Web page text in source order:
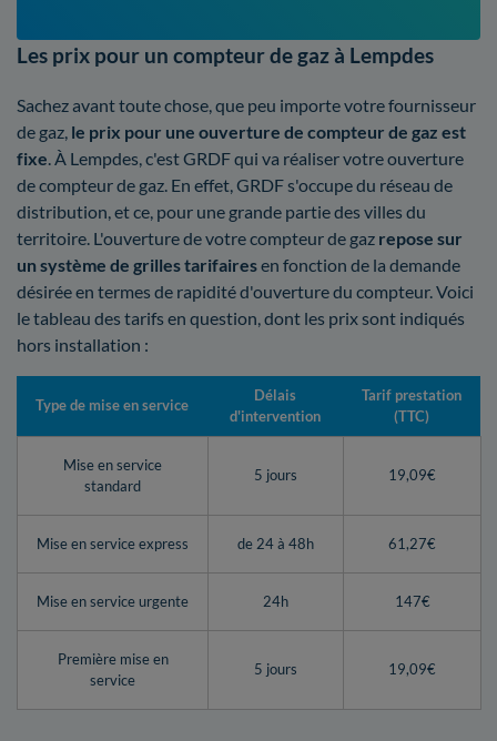
Les prix pour un compteur de gaz à Lempdes
Sachez avant toute chose, que peu importe votre fournisseur
de gaz, le prix pour une ouverture de compteur de gaz est
fixe. À Lempdes, c'est GRDF qui va réaliser votre ouverture
de compteur de gaz. En effet, GRDF s'occupe du réseau de
distribution, et ce, pour une grande partie des villes du
territoire. L'ouverture de votre compteur de gaz repose sur
un système de grilles tarifairesen fonction de la demande
désirée en termes de rapidité d'ouverture du compteur. Voici
le tableau des tarifs en question, dont les prix sont indiqués
hors installation :
Type de mise en service
Délais
d'intervention
Tarif prestation
(TTC)
Mise en service
standard
5 jours 19,09€
Mise en service express de 24 à 48h 61,27€
Mise en service urgente 24h 147€
Première mise en
service
5 jours 19,09€